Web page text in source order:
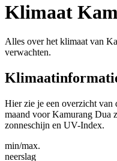
Klimaat
Alles over het klimaat van
verwachten.
Hier zie je een overzicht van
maand voor Kamurang Dua
zonneschijn en UV-Index.
min/max.
neerslag